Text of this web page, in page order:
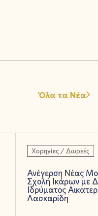
Όλα τα Νέα
Χορηγίες / Δωρεές
Ανέγερση Νέας
Σχολή Ικάρων με
Ιδρύματος
Λασκαρίδη